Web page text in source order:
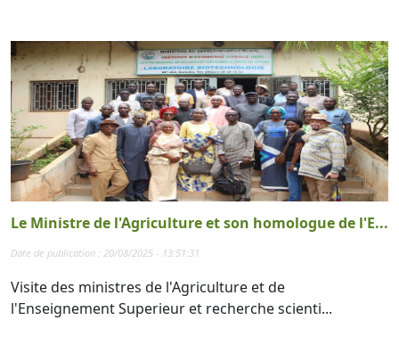
Le Ministre de l'Agriculture et son homologue de l'E...
Date de publication : 20/08/2025 - 13:51:31
Visite des ministres de l'Agriculture et de
l'Enseignement Superieur et recherche scienti...